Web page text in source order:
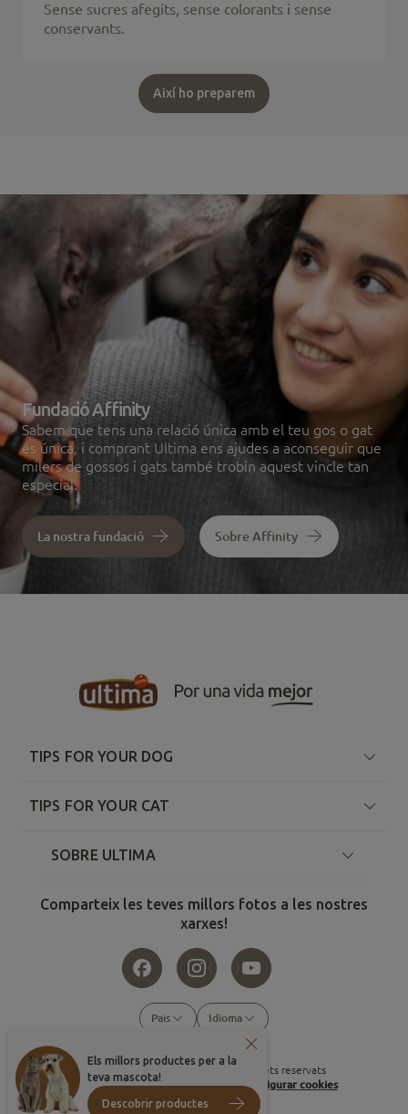
Sense sucres afegits, sense colorants i sense
conservants.
Així ho preparem
Fundació Affinity
Sabem que tens una relació única amb el teu gos o gat
és única, i comprant Ultima ens ajudes a aconseguir que
milers de gossos i gats també trobin aquest vincle tan
especial.
La nostra fundació Sobre Affinity
Els millors productes per a la
teva mascota!
Descobrir productes
TIPS FOR YOUR DOG
TIPS FOR YOUR CAT
SOBRE ULTIMA
Comparteix les teves millors fotos a les nostres
xarxes!
Pais Idioma
© , Affinity Petcare. Tots els drets reservats
Condicions d'úsPolítica de cookiesConfigurar cookies